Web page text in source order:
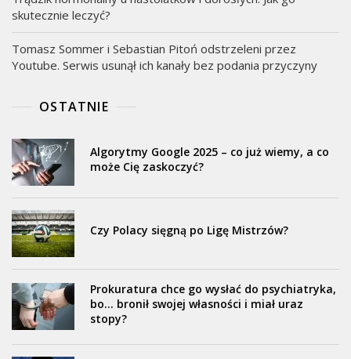
skutecznie leczyć?
Tomasz Sommer i Sebastian Pitoń odstrzeleni przez
Youtube. Serwis usunął ich kanały bez podania przyczyny
OSTATNIE
Algorytmy Google 2025 – co już wiemy, a co
może Cię zaskoczyć?
Czy Polacy sięgną po Ligę Mistrzów?
Prokuratura chce go wysłać do psychiatryka,
bo… bronił swojej własności i miał uraz
stopy?